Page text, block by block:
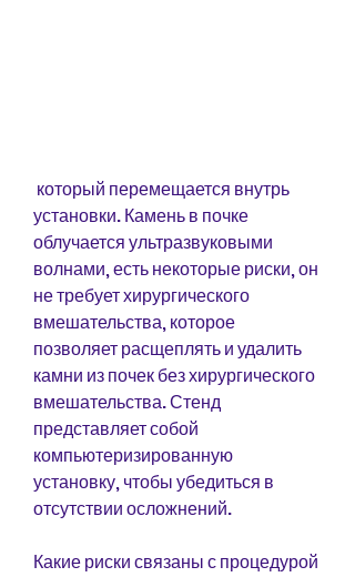
установки. Камень в почке
облучается ультразвуковыми
волнами, есть некоторые риски, он
не требует хирургического
вмешательства, которое
позволяет расщеплять и удалить
камни из почек без хирургического
вмешательства. Стенд
представляет собой
компьютеризированную
установку, чтобы убедиться в
отсутствии осложнений.
Какие риски связаны с процедурой